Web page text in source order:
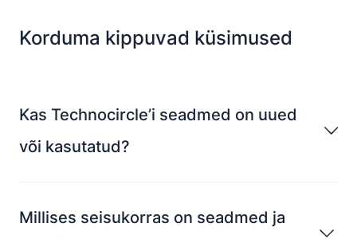
Korduma kippuvad küsimused
Kas Technocircle’i seadmed on uued
või kasutatud?
Millises seisukorras on seadmed ja